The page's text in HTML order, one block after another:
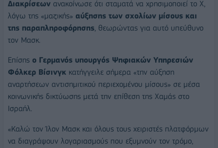
Διακρίσεων ανακοίνωσε ότι σταματά να χρησιμοποιεί το Χ,
λόγω της «μαζικής» αύξησης των σχολίων μίσους και
της παραπληροφόρησης , θεωρώντας για αυτό υπεύθυνο
τον Μασκ.
Επίσης ο Γερμανός υπουργός Ψηφιακών Υπηρεσιών
Φόλκερ Βίσινγκ κατήγγειλε σήμερα «την αύξηση
αναρτήσεων αντισημιτικού περιεχομένου μίσους» σε μέσα
κοινωνικής δικτύωσης μετά την επίθεση της Χαμάς στο
Ισραήλ.
«Καλώ τον Ίλον Μασκ και όλους τους χειριστές πλατφόρμων
να διαγράψουν λογαριασμούς που εξυμνούν τον τρόμο,